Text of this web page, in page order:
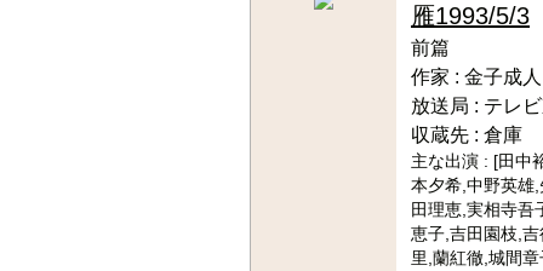
雁1993/5/3
前篇
作家 : 金子成人
放送局 : テレ
収蔵先 : 倉庫
主な出演 : [田中
本夕希,中野英雄
田理恵,実相寺吾
恵子,吉田園枝,
里,蘭紅徹,城間